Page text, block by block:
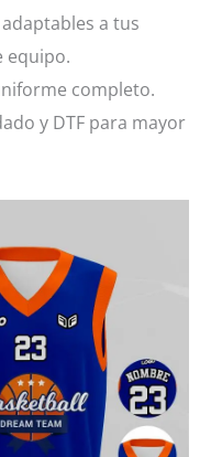
a tus
equipo.
completo.
y DTF para mayor